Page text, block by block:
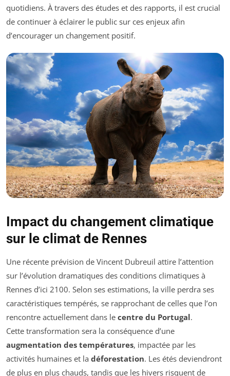
quotidiens. À travers des études et des rapports, il est crucial
de continuer à éclairer le public sur ces enjeux afin
d’encourager un changement positif.
Impact du changement climatique
sur le climat de Rennes
Une récente prévision de Vincent Dubreuil attire l’attention
sur l’évolution dramatiques des conditions climatiques à
Rennes d’ici 2100. Selon ses estimations, la ville perdra ses
caractéristiques tempérés, se rapprochant de celles que l’on
rencontre actuellement dans le centre du Portugal.
Cette transformation sera la conséquence d’une
augmentation des températures, impactée par les
activités humaines et la déforestation. Les étés deviendront
de plus en plus chauds, tandis que les hivers risquent de